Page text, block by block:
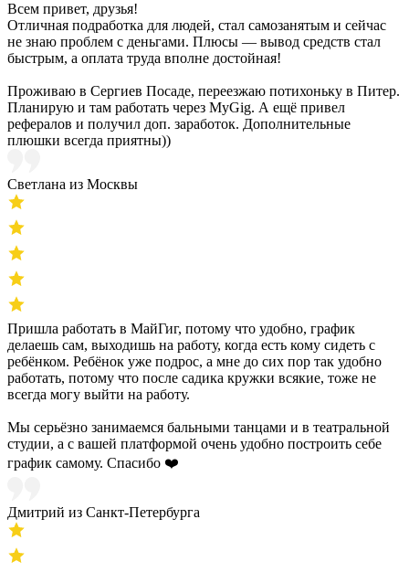
Всем привет, друзья!
Отличная подработка для людей, стал самозанятым и сейчас
не знаю проблем с деньгами. Плюсы — вывод средств стал
быстрым, а оплата труда вполне достойная!
Проживаю в Сергиев Посаде, переезжаю потихоньку в Питер.
Планирую и там работать через MyGig. А ещё привел
рефералов и получил доп. заработок. Дополнительные
плюшки всегда приятны))
Светлана из Москвы
Пришла работать в МайГиг, потому что удобно, график
делаешь сам, выходишь на работу, когда есть кому сидеть с
ребёнком. Ребёнок уже подрос, а мне до сих пор так удобно
работать, потому что после садика кружки всякие, тоже не
всегда могу выйти на работу.
Мы серьёзно занимаемся бальными танцами и в театральной
студии, а с вашей платформой очень удобно построить себе
график самому. Спасибо ❤️
Дмитрий из Санкт-Петербурга